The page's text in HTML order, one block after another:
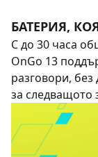
БАТЕРИЯ,
С до 30 часа
OnGo 13
разговори,
за следващото